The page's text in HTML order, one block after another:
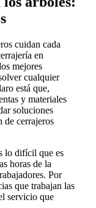
cuidan cada
en
mejores
cualquier
está que,
y materiales
soluciones
de cerrajeros
lo difícil que es
horas de la
Por
que trabajan las
servicio que